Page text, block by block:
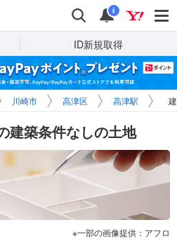
検索 通知
i
ID新規取得
川崎市 高津区 高津駅
建築条件なしの土地
一部の画像提供：アフロ